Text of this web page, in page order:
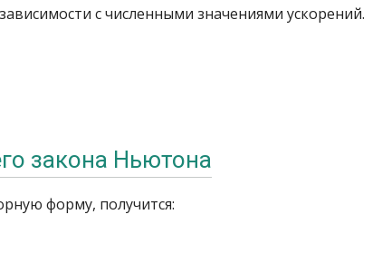
с численными значениями ускорений.
закона Ньютона
форму, получится: